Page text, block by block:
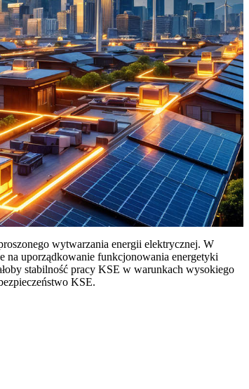
wytwarzania energii elektrycznej. W
na uporządkowanie funkcjonowania energetyki
stabilność pracy KSE w warunkach wysokiego
KSE.